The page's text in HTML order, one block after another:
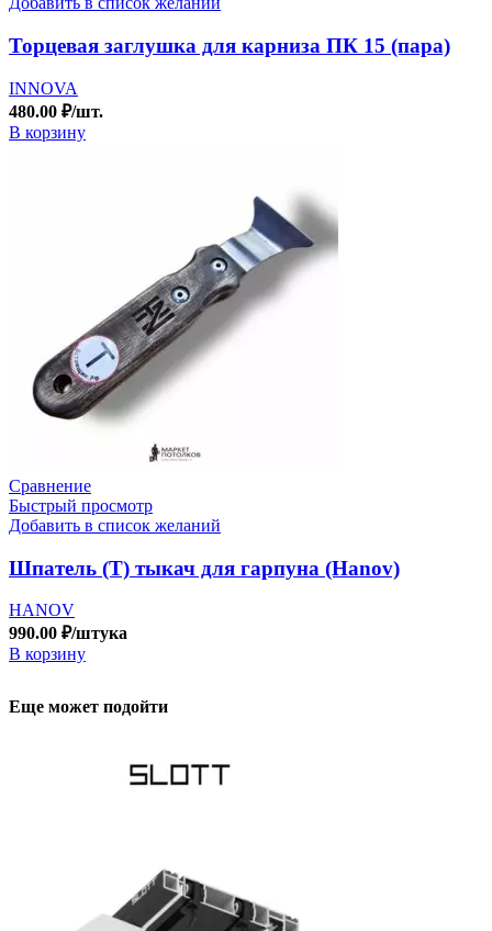
Торцевая заглушка для карниза ПК 15 (пара)
INNOVA
480.00 ₽/шт.
В корзину
Сравнение
Быстрый просмотр
Добавить в список желаний
Шпатель (Т) тыкач для гарпуна (Hanov)
HANOV
990.00 ₽/штука
В корзину
Еще может подойти